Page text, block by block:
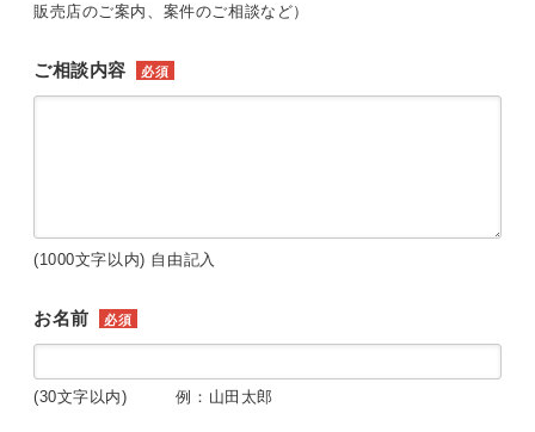
販売店のご案内、案件のご相談など）
ご相談内容 必須
(1000文字以内) 自由記入
お名前 必須
(30文字以内) 例：山田太郎